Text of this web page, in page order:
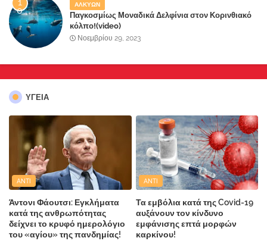
ΑΛΚΥΩΝ
Παγκοσμίως Μοναδικά Δελφίνια στον Κορινθιακό
κόλπο!(video)
Νοεμβρίου 29, 2023
ΥΓΕΙΑ
ANTI
Άντονι Φάουτσι: Εγκλήματα
κατά της ανθρωπότητας
δείχνει το κρυφό ημερολόγιο
του «αγίου» της πανδημίας!
ANTI
Τα εμβόλια κατά της Covid-19
αυξάνουν τον κίνδυνο
εμφάνισης επτά μορφών
καρκίνου!